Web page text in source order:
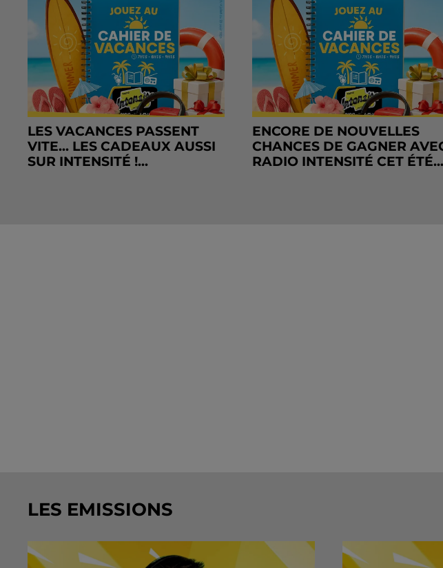
LES VACANCES PASSENT
VITE... LES CADEAUX AUSSI
SUR INTENSITÉ !...
ENCORE DE NOUVELLES
CHANCES DE GAGNER
RADIO INTENSITÉ CET ÉTÉ...
LES EMISSIONS